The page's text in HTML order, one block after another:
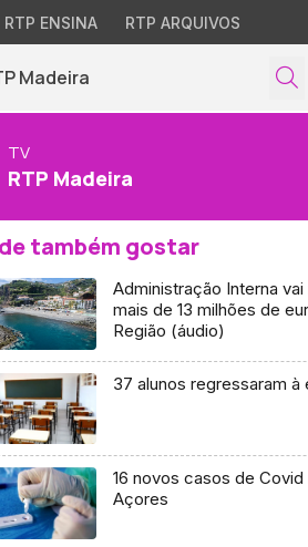
RTP ENSINA RTP ARQUIVOS
Madeira
TV
RTP Madeira
também gostar
Administração Interna
mais de 13 milhões de
Região (áudio)
37 alunos regressaram à
16 novos casos de Covid
Açores